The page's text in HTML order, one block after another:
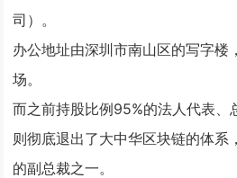
司）。
办公地址由深圳市南山区的写字楼
场。
而之前持股比例95%的法人代表、
则彻底退出了大中华区块链的体系
的副总裁之一。